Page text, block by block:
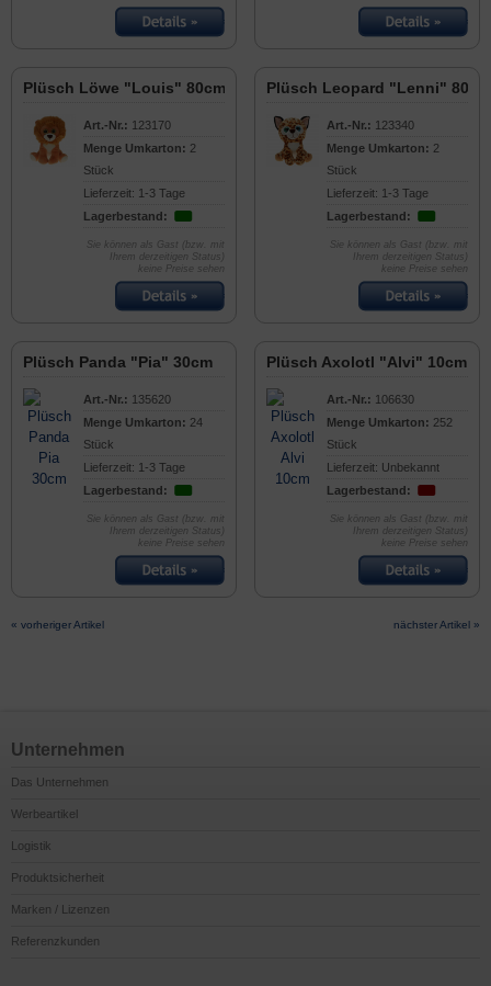
Plüsch Löwe "Louis" 80cm
Art.-Nr.: 123170
Menge Umkarton: 2
Stück
Lieferzeit: 1-3 Tage
Lagerbestand:
Sie können als Gast (bzw. mit
Ihrem derzeitigen Status)
keine Preise sehen
Plüsch Leopard "Lenni" 80cm
Art.-Nr.: 123340
Menge Umkarton: 2
Stück
Lieferzeit: 1-3 Tage
Lagerbestand:
Sie können als Gast (bzw. mit
Ihrem derzeitigen Status)
keine Preise sehen
Plüsch Panda "Pia" 30cm
Art.-Nr.: 135620
Menge Umkarton: 24
Stück
Lieferzeit: 1-3 Tage
Lagerbestand:
Sie können als Gast (bzw. mit
Ihrem derzeitigen Status)
keine Preise sehen
Plüsch Axolotl "Alvi" 10cm
Art.-Nr.: 106630
Menge Umkarton: 252
Stück
Lieferzeit: Unbekannt
Lagerbestand:
Sie können als Gast (bzw. mit
Ihrem derzeitigen Status)
keine Preise sehen
« vorheriger Artikel nächster Artikel »
Unternehmen
Das Unternehmen
Werbeartikel
Logistik
Produktsicherheit
Marken / Lizenzen
Referenzkunden